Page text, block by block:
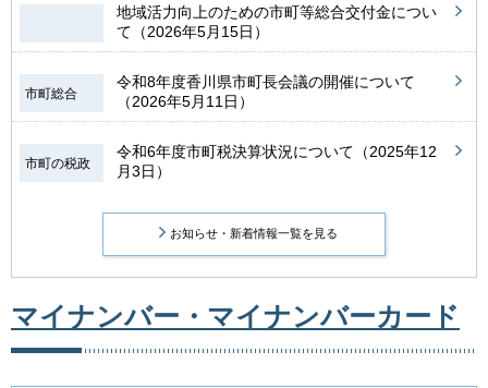
地域活力向上のための市町等総合交付金につい
て（2026年5月15日）
市町総合
令和8年度香川県市町長会議の開催について
（2026年5月11日）
市町の税政
令和6年度市町税決算状況について（2025年12
月3日）
お知らせ・新着情報一覧を見る
マイナンバー・マイナンバーカード